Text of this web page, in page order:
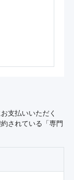
支払いいただく
されている「専門